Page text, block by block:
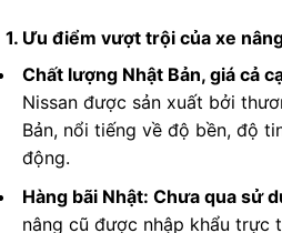
1. Ưu điểm vượt trội của xe
Chất lượng Nhật Bản, giá cả
Nissan được sản xuất bởi
Bản, nổi tiếng về độ bền, độ
động.
Hàng bãi Nhật: Chưa qua sử
nâng cũ được nhập khẩu trực